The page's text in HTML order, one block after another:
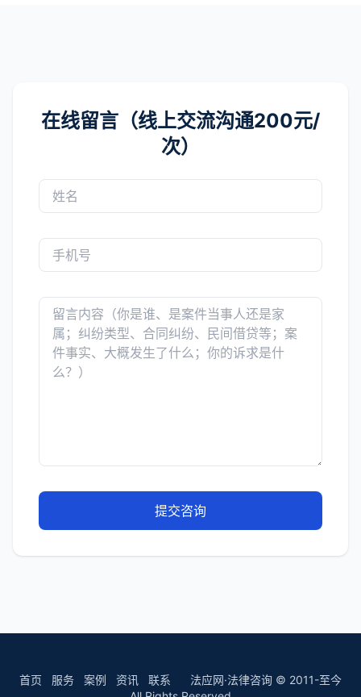
在线留言（线上交流沟通200元/
次）
提交咨询
首页 服务 案例 资讯 联系 法应网·法律咨询 © 2011-至今